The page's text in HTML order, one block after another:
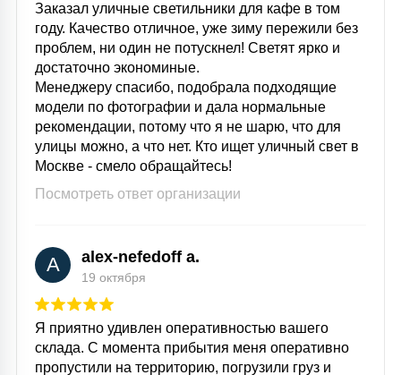
Заказал уличные светильники для кафе в том
году. Качество отличное, уже зиму пережили без
проблем, ни один не потускнел! Светят ярко и
достаточно экономиные.
Менеджеру спасибо, подобрала подходящие
модели по фотографии и дала нормальные
рекомендации, потому что я не шарю, что для
улицы можно, а что нет. Кто ищет уличный свет в
Москве - смело обращайтесь!
Посмотреть ответ организации
A alex-nefedoff a.
19 октября
Я приятно удивлен оперативностью вашего
склада. С момента прибытия меня оперативно
пропустили на территорию, погрузили груз и